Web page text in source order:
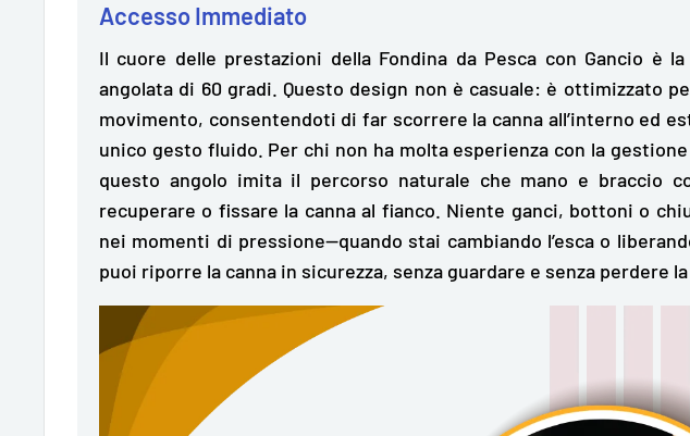
Accesso Immediato
Il cuore delle prestazioni della Fondina da Pesca con Gancio è
angolata di 60 gradi. Questo design non è casuale: è ottimizzato
movimento, consentendoti difar scorrere la canna all’interno ed
unico gesto fluido. Per chi non ha molta esperienza con la
questo angolo imita il percorso naturale che mano e braccio
recuperare o fissare la canna al fianco. Niente ganci, bottoni o
nei momenti di pressione—quando stai cambiando l’esca o
puoi riporre la canna in sicurezza, senza guardare e senza perdere